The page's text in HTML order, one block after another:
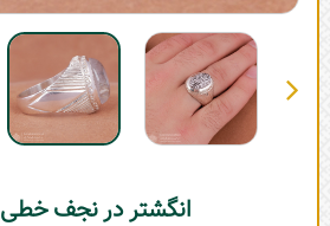
انگشتر در نجف خطی T1002